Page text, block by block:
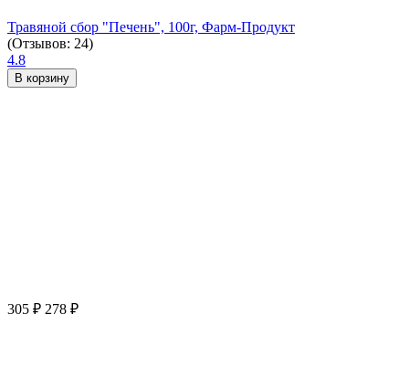
Травяной сбор "Печень", 100г, Фарм-Продукт
(Отзывов: 24)
4.8
В корзину
305 ₽ 278 ₽